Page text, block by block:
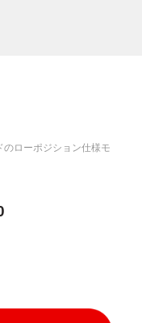
ローポジション仕様モ